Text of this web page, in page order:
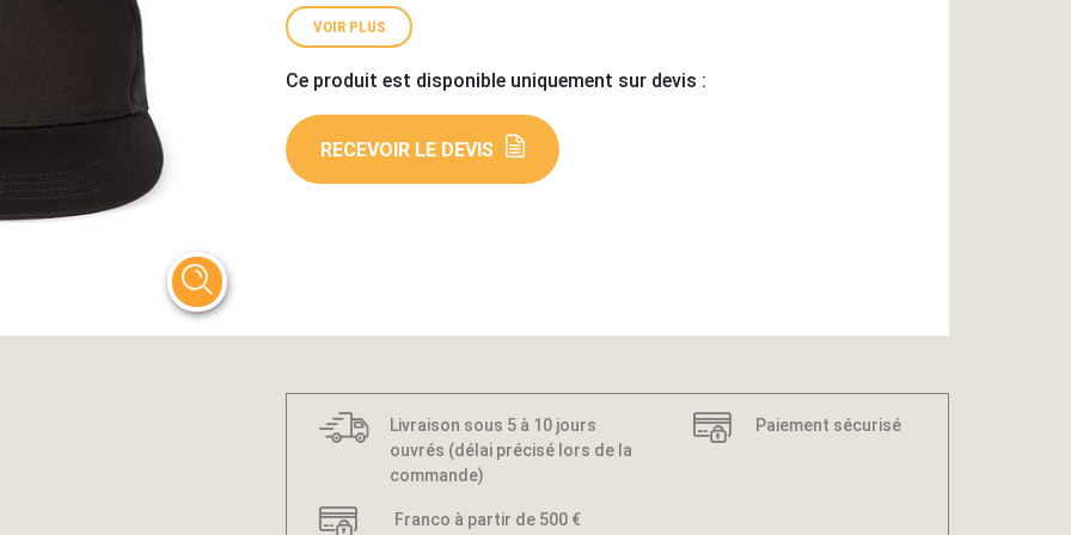
VOIR PLUS
Ce produit est disponible uniquement sur devis :
RECEVOIR LE DEVIS
Livraison sous 5 à 10 jours
ouvrés (délai précisé lors de la
commande)
Paiement sécurisé
Franco à partir de 500 €